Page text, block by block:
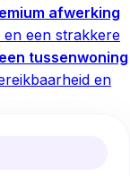
afwerking
en een strakkere
tussenwoning
en